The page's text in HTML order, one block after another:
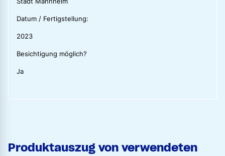
Datum / Fertigstellung:
2023
Besichtigung möglich?
Ja
Produktauszug von verwendeten